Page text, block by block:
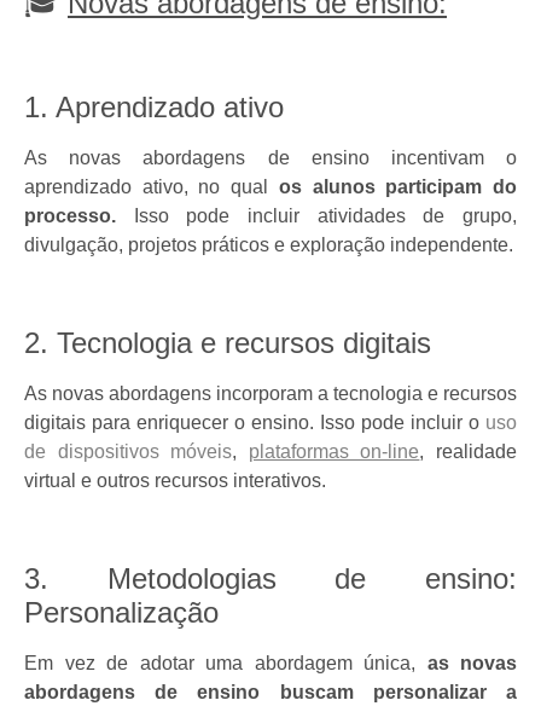
1. Aprendizado ativo
As novas abordagens de ensino incentivam o
aprendizado ativo, no qual os alunos participam do
processo. Isso pode incluir atividades de grupo,
divulgação, projetos práticos e exploração independente.
2. Tecnologia e recursos digitais
As novas abordagens incorporam a tecnologia e recursos
digitais para enriquecer o ensino. Isso pode incluir o uso
de dispositivos móveis, plataformas on-line, realidade
virtual e outros recursos interativos.
3. Metodologias de ensino:
Personalização
Em vez de adotar uma abordagem única, as novas
abordagens de ensino buscam personalizar a